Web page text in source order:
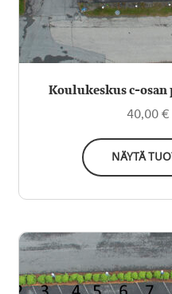
Koulukeskus c-
40,00 €
NÄYTÄ
Tällä
tuotteella
on